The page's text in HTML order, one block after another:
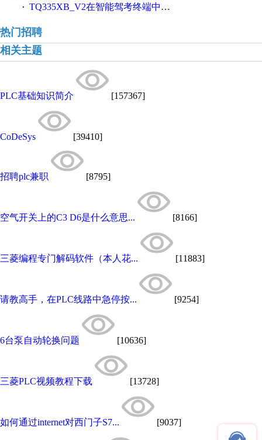
· TQ335XB_V2在智能驾考终端中的应用
热门招聘
相关主题
PLC基础知识简介 [157367]
CoDeSys [39410]
招聘plc兼职 [8795]
空气开关上的C3 D6是什么意思... [8166]
三菱编程专门解码软件（本人花... [11883]
请教高手，在PLC线路中急停按... [9254]
6台泵自动轮换问题 [10636]
三菱PLC视频教程下载 [13728]
如何通过internet对西门子S7... [9037]